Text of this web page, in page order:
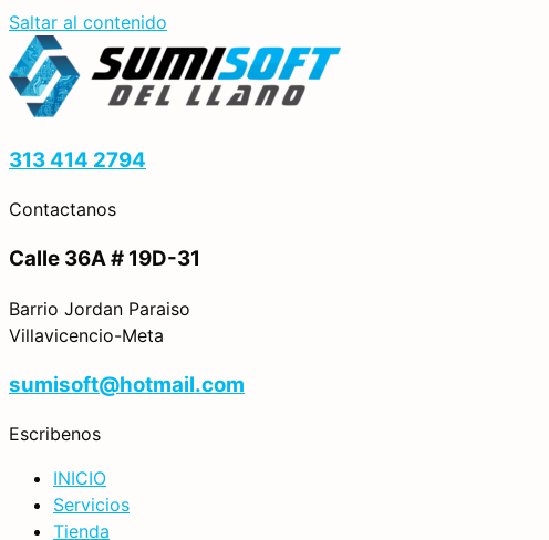
Saltar al contenido
313 414 2794
Contactanos
Calle 36A # 19D-31
Barrio Jordan Paraiso
Villavicencio-Meta
sumisoft@hotmail.com
Escribenos
INICIO
Servicios
Tienda